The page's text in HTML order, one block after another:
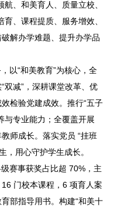
、和美育人、质量立校、
、课程提质、服务增效、
解办学难题、提升办学品
以“和美教育”为核心，全
双减”，深耕课堂改革、优
检验党建成效。推行“五子
与专业能力；全覆盖开展
师成长。落实党员 “挂班
，用心守护学生成长。
赛事获奖占比超 70%，主
门校本课程，6 项育人案
部指导用书。构建“和美十